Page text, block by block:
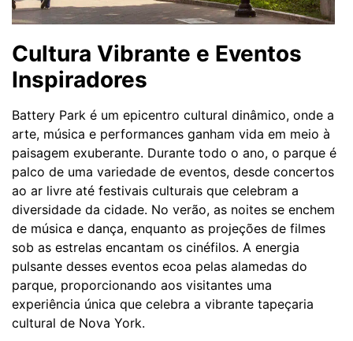
Cultura Vibrante e Eventos
Inspiradores
Battery Park é um epicentro cultural dinâmico, onde a
arte, música e performances ganham vida em meio à
paisagem exuberante. Durante todo o ano, o parque é
palco de uma variedade de eventos, desde concertos
ao ar livre até festivais culturais que celebram a
diversidade da cidade. No verão, as noites se enchem
de música e dança, enquanto as projeções de filmes
sob as estrelas encantam os cinéfilos. A energia
pulsante desses eventos ecoa pelas alamedas do
parque, proporcionando aos visitantes uma
experiência única que celebra a vibrante tapeçaria
cultural de Nova York.